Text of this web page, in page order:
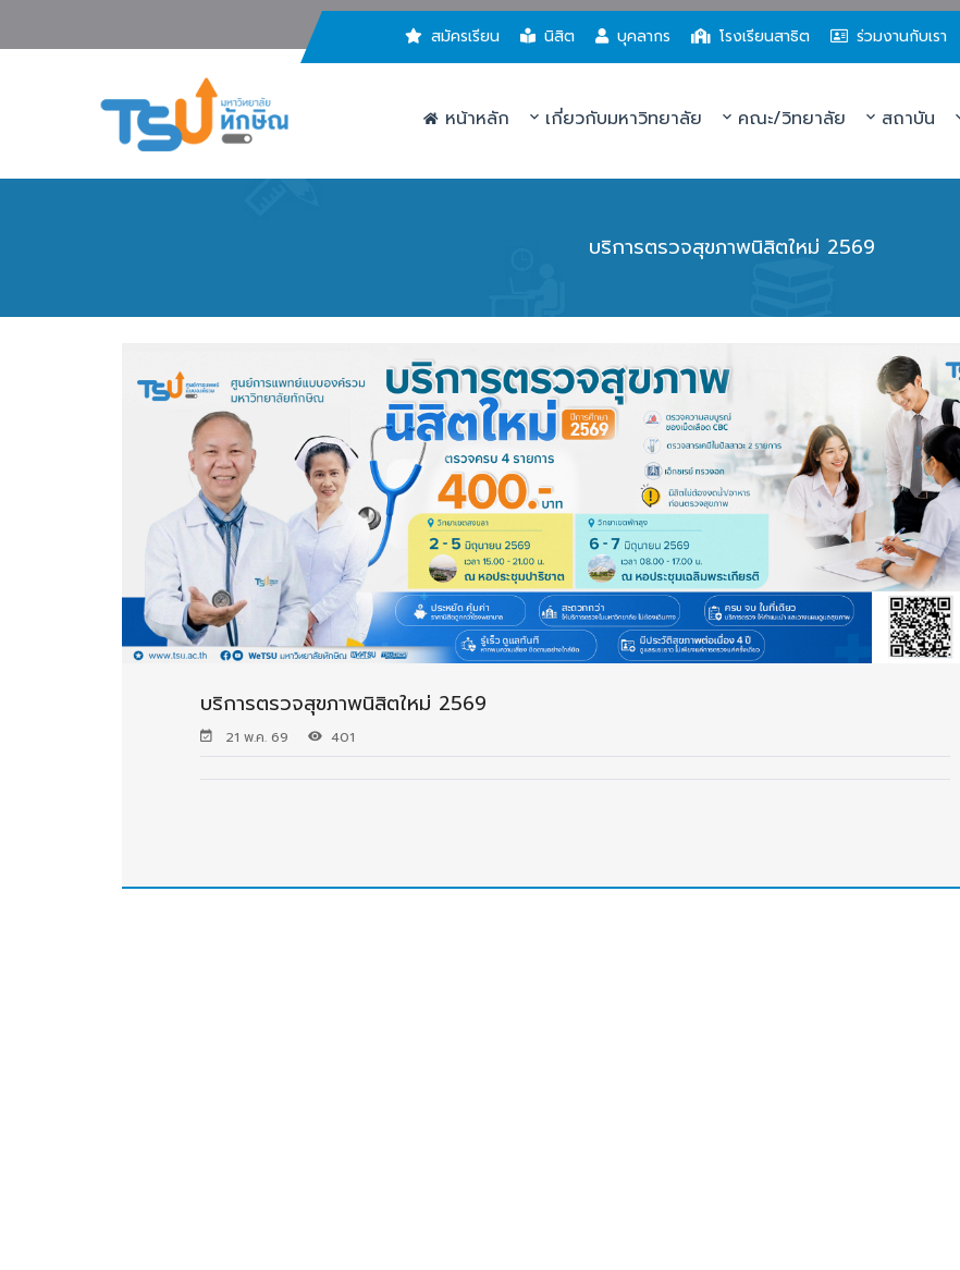
สมัครเรียน นิสิต บุคลากร โรงเรียนสาธิต ร่วมงานกับเรา
หน้าหลัก เกี่ยวกับมหาวิทยาลัย คณะ/วิทยาลัย สถาบัน
บริการตรวจสุขภาพนิสิตใหม่ 2569
บริการตรวจสุขภาพนิสิตใหม่ 2569
21 พ.ค. 69 401